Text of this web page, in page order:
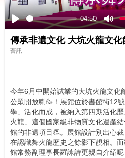
Play
04:50
Mute
傳承非遺文化 大坑火龍文化
薈訊
今年6月中開始試業的大坑火龍文化
公眾開放喇🥳！展館位於書館街12
學」活化而成，被納入第四期活化
火龍」這個國家級非物質文化遺產
館的非遺項目👏。展館設計別出心
在認識舞火龍歷史之餘影下靚相。
館常務副理事長羅詠詩更親自介紹呢